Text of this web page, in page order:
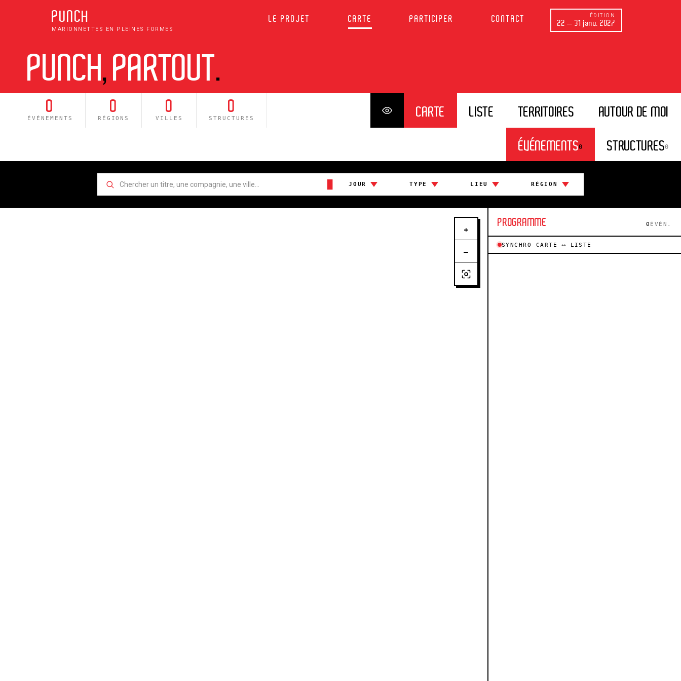
PUNCH
MARIONNETTES EN PLEINES FORMES
LE PROJET CARTE PARTICIPER CONTACT ÉDITION
22 — 31 janv. 2027
PUNCH,PARTOUT.
0
ÉVÉNEMENTS
0
RÉGIONS
0
VILLES
0
STRUCTURES CARTE LISTE TERRITOIRES AUTOUR DE MOI
ÉVÉNEMENTS0 STRUCTURES0
JOUR TYPE LIEU RÉGION
+
−
PROGRAMME 0 ÉVÉN.
SYNCHRO CARTE ⟷ LISTE